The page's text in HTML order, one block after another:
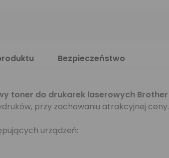
Bezpieczeństwo
toner do drukarek laserowych Brother
przy zachowaniu atrakcyjnej ceny.
urządzeń: